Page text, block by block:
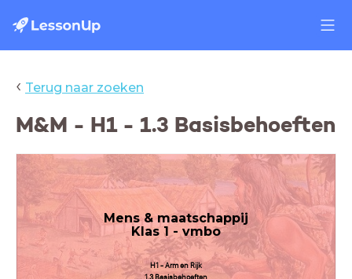
‹ Terug naar zoeken
M&M - H1 - 1.3 Basisbehoeften
Mens & maatschappij
Klas 1 - vmbo
H1 - Arm en Rijk
1.3 Basisbehoeften